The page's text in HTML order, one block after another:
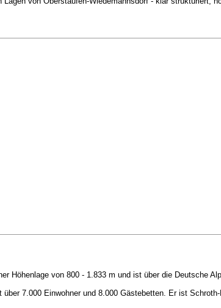
Höhenlage von 800 - 1.833 m und ist über die Deutsche
7.000 Einwohner und 8.000 Gästebetten. Er ist